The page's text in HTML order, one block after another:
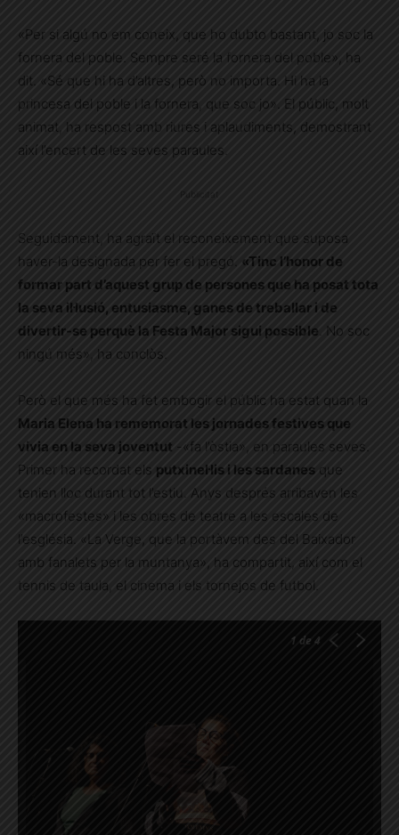
«Per si algú no em coneix, que ho dubto bastant, jo soc la
fornera del poble. Sempre seré la fornera del poble», ha
dit. «Sé que hi ha d’altres, però no importa. Hi ha la
princesa del poble i la fornera, que soc jo». El públic, molt
animat, ha respost amb riures i aplaudiments, demostrant
així l’encert de les seves paraules.
Publicitat
Seguidament, ha agraït el reconeixement que suposa
haver-la designada per fer el pregó. «Tinc l’honor de
formar part d’aquest grup de persones que ha posat tota
la seva il·lusió, entusiasme, ganes de treballar i de
divertir-se perquè la Festa Major sigui possible . No soc
ningú més», ha conclòs.
Però el que més ha fet embogir el públic ha estat quan la
Maria Elena ha rememorat les jornades festives que
vivia en la seva joventut -«fa l’òstia», en paraules seves.
Primer ha recordat els putxinel·lis i les sardanes que
tenien lloc durant tot l’estiu. Anys després arribaven les
«macrofestes» i les obres de teatre a les escales de
l’església. «La Verge, que la portàvem des del Baixador
amb fanalets per la muntanya», ha compartit, així com el
tennis de taula, el cinema i els tornejos de futbol.
1 de 4